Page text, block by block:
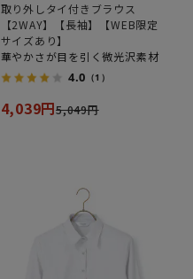
取り外しタイ付きブラウス
【2WAY】【長袖】【WEB限定
サイズあり】
華やかさが目を引く微光沢素材
4.0 （1）
4,039円5,049円